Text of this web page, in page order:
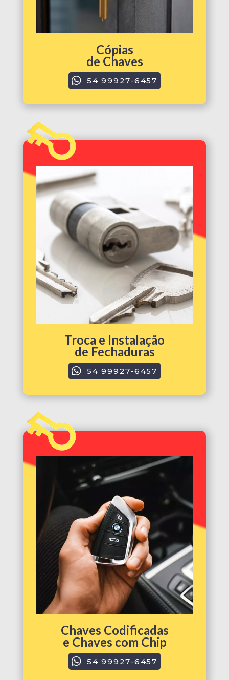
Cópias
de Chaves
54 99927-6457
Troca e Instalação
de Fechaduras
54 99927-6457
Chaves Codificadas
e Chaves com Chip
54 99927-6457